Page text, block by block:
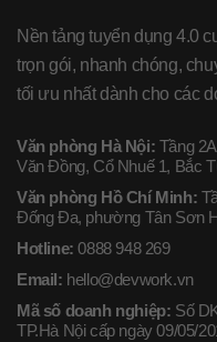
Nền tảng tuyển dụng 4.0
trọn gói, nhanh chóng,
tối ưu nhất dành cho các
Văn phòng Hà Nội: Tầng
Văn Đồng, Cổ Nhuế 1, Bắc
Văn phòng Hồ Chí Minh:
Đống Đa, phường Tân Sơn
Hotline: 0888 948 269
Email: hello@devwork.vn
Mã số doanh nghiệp: Số
TP.Hà Nội cấp ngày 09/05/